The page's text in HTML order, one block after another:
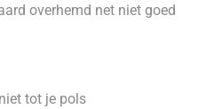
overhemd net niet goed
tot je pols